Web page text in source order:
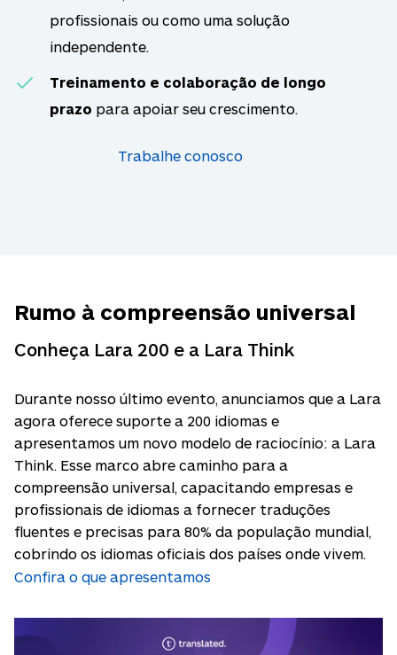
profissionais ou como uma solução
independente.
Treinamento e colaboração de longo
prazo para apoiar seu crescimento.
Trabalhe conosco
Rumo à compreensão universal
Conheça Lara 200 e a Lara Think
Durante nosso último evento, anunciamos que a Lara
agora oferece suporte a 200 idiomas e
apresentamos um novo modelo de raciocínio: a Lara
Think. Esse marco abre caminho para a
compreensão universal, capacitando empresas e
profissionais de idiomas a fornecer traduções
fluentes e precisas para 80% da população mundial,
cobrindo os idiomas oficiais dos países onde vivem.
Confira o que apresentamos